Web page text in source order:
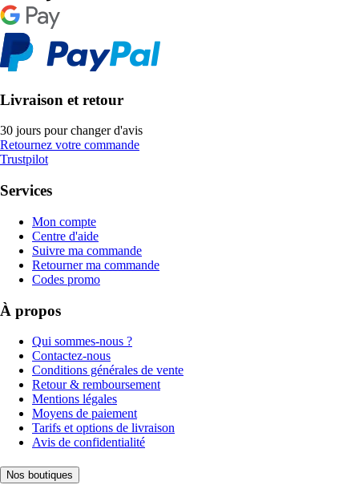
Livraison et retour
30 jours pour changer d'avis
Retournez votre commande
Trustpilot
Services
Mon compte
Centre d'aide
Suivre ma commande
Retourner ma commande
Codes promo
À propos
Qui sommes-nous ?
Contactez-nous
Conditions générales de vente
Retour & remboursement
Mentions légales
Moyens de paiement
Tarifs et options de livraison
Avis de confidentialité
Nos boutiques